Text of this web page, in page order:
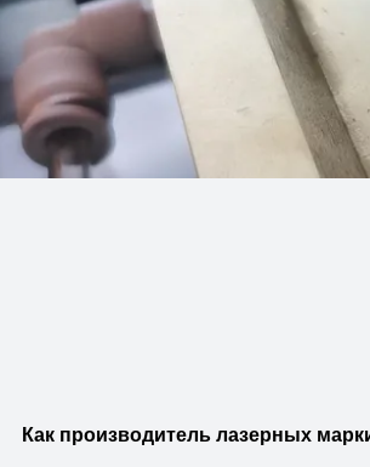
Как производитель лазерных